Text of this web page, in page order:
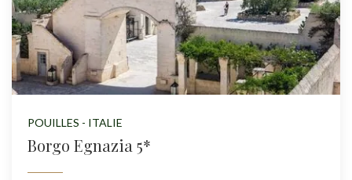
POUILLES - ITALIE
Borgo Egnazia 5*